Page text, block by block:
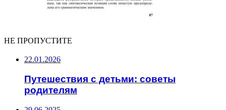
НЕ ПРОПУСТИТЕ
22.01.2026
Путешествия с детьми: советы
родителям